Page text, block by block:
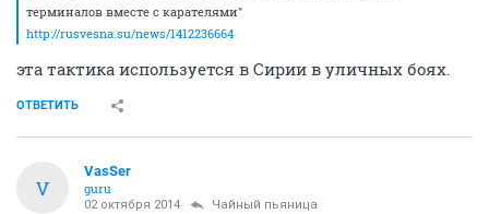
терминалов вместе с карателями"
http://rusvesna.su/news/1412236664
эта тактика используется в Сирии в уличных боях.
ОТВЕТИТЬ
V
VasSer
guru
02 октября 2014 Чайный пьяница